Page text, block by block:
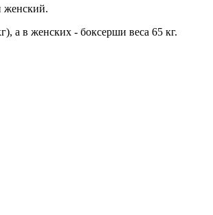
женский.
а в женских - боксерши веса 65 кг.